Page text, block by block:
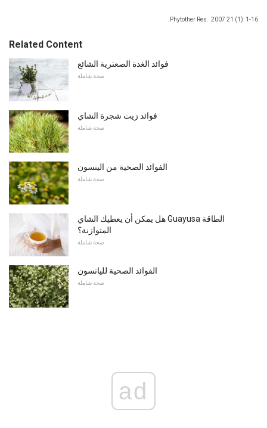
Phytother Res. 2007 21 (1): 1-16.
Related Content
فوائد الغدة الصعترية الشائع
صحة شاملة
فوائد زيت شجرة الشاي
صحة شاملة
الفوائد الصحية من الينسون
صحة شاملة
هل يمكن أن يعطيك الشاي Guayusa الطاقة
المتوازنة؟
صحة شاملة
الفوائد الصحية لليانسون
صحة شاملة
ad